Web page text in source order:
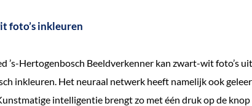
foto’s inkleuren
’s-Hertogenbosch Beeldverkenner kan zwart-wit foto’s
inkleuren. Het neuraal netwerk heeft namelijk ook
intelligentie brengt zo met één druk op de knop